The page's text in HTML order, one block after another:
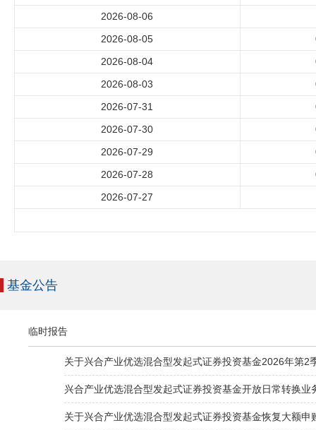
2026-08-06
2026-08-05
2026-08-04
2026-08-03
2026-07-31
2026-07-30
2026-07-29
2026-07-28
2026-07-27
基金公告
临时报告
关于兴合产业优选混合型发起式证券投资基金2026年第2
兴合产业优选混合型发起式证券投资基金开放日常转换业
关于兴合产业优选混合型发起式证券投资基金恢复大额